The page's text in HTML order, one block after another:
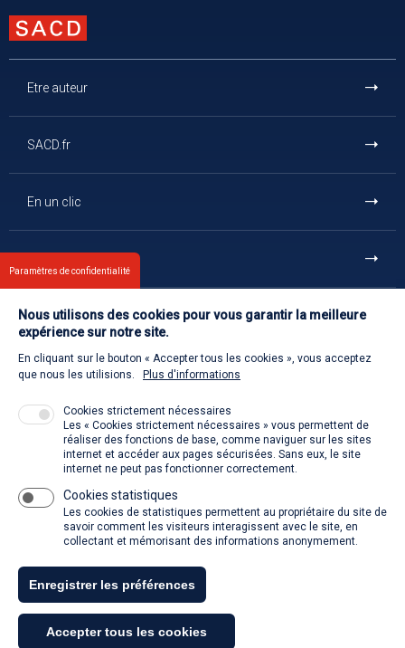
Etre auteur
SACD.fr
En un clic
La SACD partout, quand vous voulez
Contact
Retour à l'accueil
Venir à la SACD
Tous droits réservés - SACD 2021
Mentions légales et conditions générales d'utilisation
Paramètres de confidentialité
Nous utilisons des cookies pour vous garantir la meilleure
expérience sur notre site.
En cliquant sur le bouton « Accepter tous les cookies », vous acceptez
que nous les utilisions.
Plus d'informations
Cookies strictement nécessaires
Les « Cookies strictement nécessaires » vous permettent de
réaliser des fonctions de base, comme naviguer sur les sites
internet et accéder aux pages sécurisées. Sans eux, le site
internet ne peut pas fonctionner correctement.
Cookies statistiques
Les cookies de statistiques permettent au propriétaire du site de
savoir comment les visiteurs interagissent avec le site, en
collectant et mémorisant des informations anonymement.
Enregistrer les préférences
Accepter tous les cookies